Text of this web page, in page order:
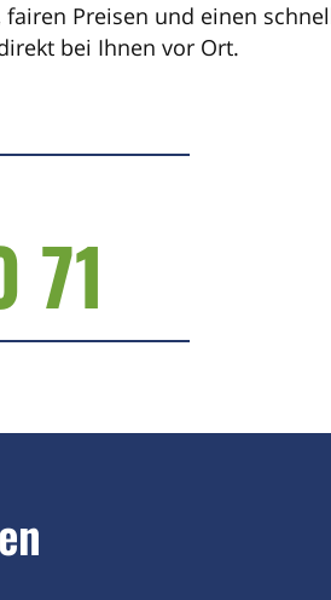
Preisen und einen
bei Ihnen vor Ort.